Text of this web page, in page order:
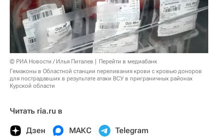
© РИА Новости / Илья Питалев
Перейти в медиабанк
Гемаконы в Областной станции переливания крови с кровью доноров
для пострадавших в результате атаки ВСУ в приграничных районах
Курской области
Читать ria.ru в
Дзен МАКС Telegram